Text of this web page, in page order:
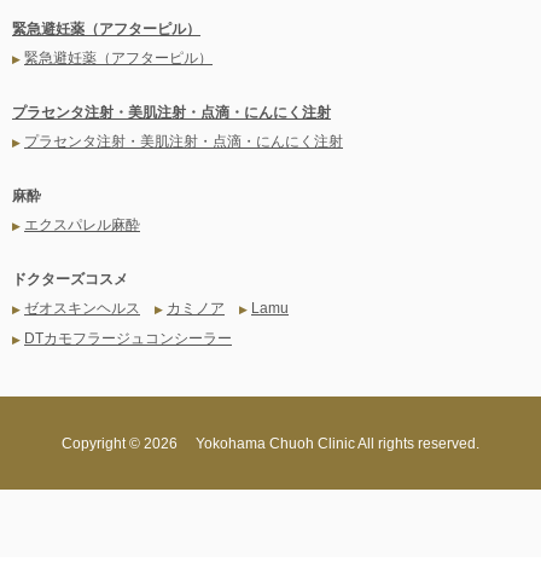
緊急避妊薬（アフターピル）
▶ 緊急避妊薬（アフターピル）
プラセンタ注射・美肌注射・点滴・にんにく注射
▶ プラセンタ注射・美肌注射・点滴・にんにく注射
麻酔
▶ エクスパレル麻酔
ドクターズコスメ
▶ ゼオスキンヘルス ▶ カミノア ▶ Lamu
▶ DTカモフラージュコンシーラー
Copyright © 2026 Yokohama Chuoh Clinic All rights reserved.